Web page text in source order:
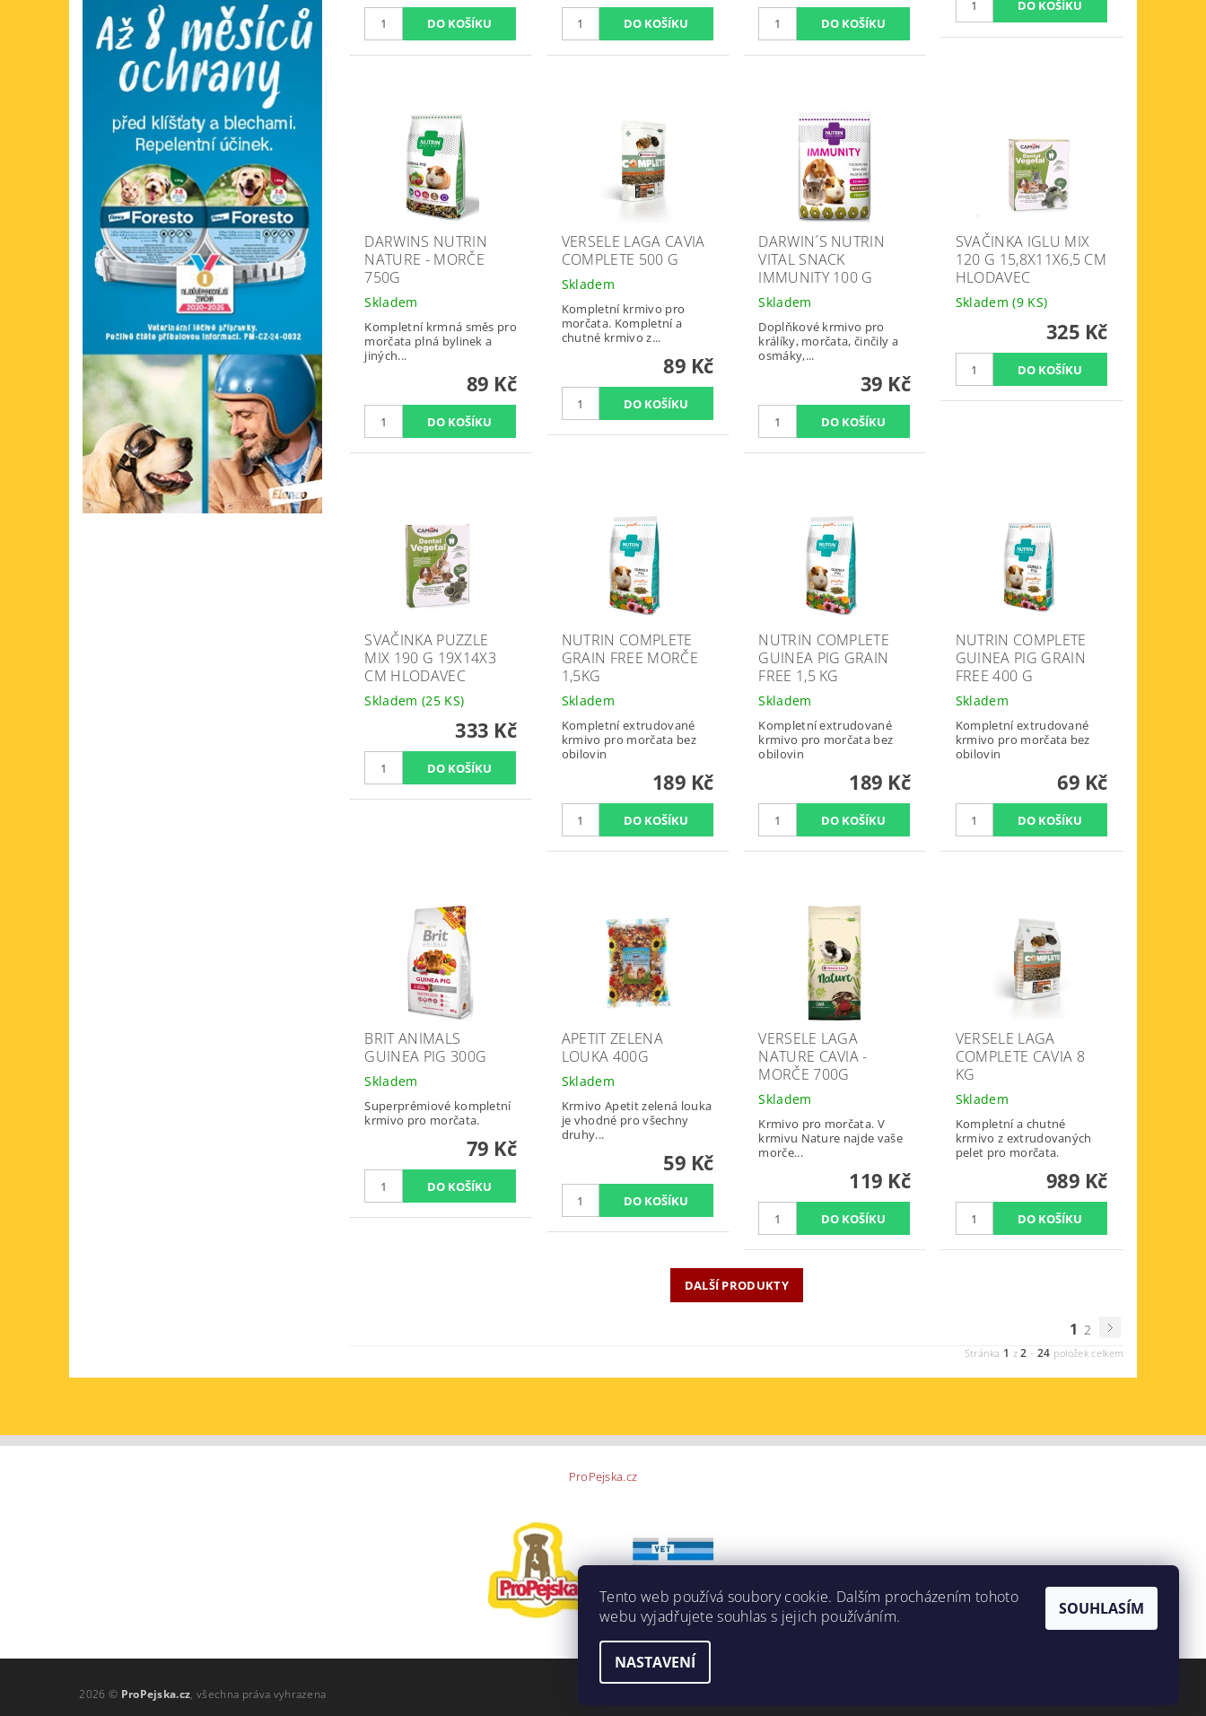
DARWINS NUTRIN
NATURE - MORČE
750G
Skladem
Kompletní krmná směs pro
morčata plná bylinek a
jiných...
89 Kč
VERSELE LAGA CAVIA
COMPLETE 500 G
Skladem
Kompletní krmivo pro
morčata. Kompletní a
chutné krmivo z...
89 Kč
DARWIN´S NUTRIN
VITAL SNACK
IMMUNITY 100 G
Skladem
Doplňkové krmivo pro
králíky, morčata, činčily a
osmáky,...
39 Kč
SVAČINKA IGLU MIX
120 G 15,8X11X6,5 CM
HLODAVEC
Skladem(9 KS)
325 Kč
SVAČINKA PUZZLE
MIX 190 G 19X14X3
CM HLODAVEC
Skladem (25 KS)
333 Kč
NUTRIN COMPLETE
GRAIN FREE MORČE
1,5KG
Skladem
Kompletní extrudované
krmivo pro morčata bez
obilovin
189 Kč
NUTRIN COMPLETE
GUINEA PIG GRAIN
FREE 1,5 KG
Skladem
Kompletní extrudované
krmivo pro morčata bez
obilovin
189 Kč
NUTRIN COMPLETE
GUINEA PIG GRAIN
FREE 400 G
Skladem
Kompletní extrudované
krmivo pro morčata bez
obilovin
69 Kč
BRIT ANIMALS
GUINEA PIG 300G
Skladem
Superprémiové kompletní
krmivo pro morčata.
79 Kč
APETIT ZELENA
LOUKA 400G
Skladem
Krmivo Apetit zelená louka
je vhodné pro všechny
druhy...
59 Kč
VERSELE LAGA
NATURE CAVIA -
MORČE 700G
Skladem
Krmivo pro morčata. V
krmivu Nature najde vaše
morče...
119 Kč
VERSELE LAGA
COMPLETE CAVIA 8
KG
Skladem
Kompletní a chutné
krmivo z extrudovaných
pelet pro morčata.
989 Kč
DALŠÍ PRODUKTY
1 2
Stránka 1 z2 - 24 položek celkem
ProPejska.cz
2026 © ProPejska.cz, všechna práva vyhrazena
Tento web používá soubory cookie. Dalším procházením tohoto
webu vyjadřujete souhlas s jejich používáním.
NASTAVENÍ
SOUHLASÍM